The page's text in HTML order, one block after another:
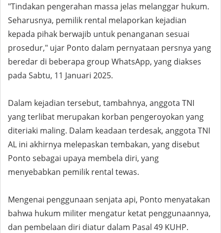
"Tindakan pengerahan massa jelas melanggar hukum.
Seharusnya, pemilik rental melaporkan kejadian
kepada pihak berwajib untuk penanganan sesuai
prosedur," ujar Ponto dalam pernyataan persnya yang
beredar di beberapa group WhatsApp, yang diakses
pada Sabtu, 11 Januari 2025.
Dalam kejadian tersebut, tambahnya, anggota TNI
yang terlibat merupakan korban pengeroyokan yang
diteriaki maling. Dalam keadaan terdesak, anggota TNI
AL ini akhirnya melepaskan tembakan, yang disebut
Ponto sebagai upaya membela diri, yang
menyebabkan pemilik rental tewas.
Mengenai penggunaan senjata api, Ponto menyatakan
bahwa hukum militer mengatur ketat penggunaannya,
dan pembelaan diri diatur dalam Pasal 49 KUHP.